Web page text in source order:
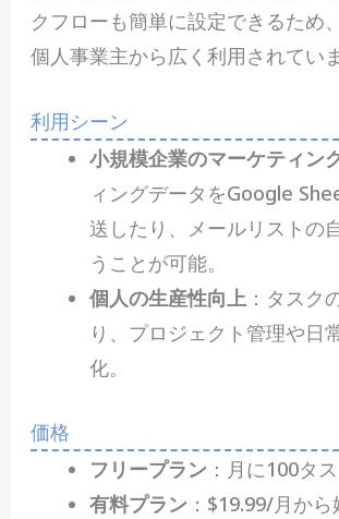
クフローも簡単に設定できるため
個人事業主から広く利用されていま
利用シーン
小規模企業のマーケティン
ィングデータをGoogle
送したり、メールリストの
うことが可能。
個人の生産性向上：タスク
り、プロジェクト管理や日
化。
価格
フリープラン ：月に100タ
有料プラン ：$19.99/月か